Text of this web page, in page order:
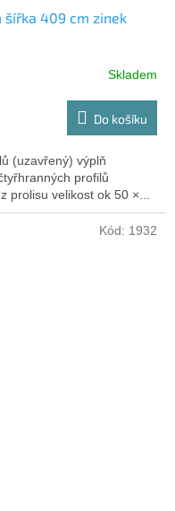
šířka 409 cm zinek
Skladem
Do košíku
(uzavřený) výplň
profilů
prolisu velikost ok 50 ×...
Kód: 1932